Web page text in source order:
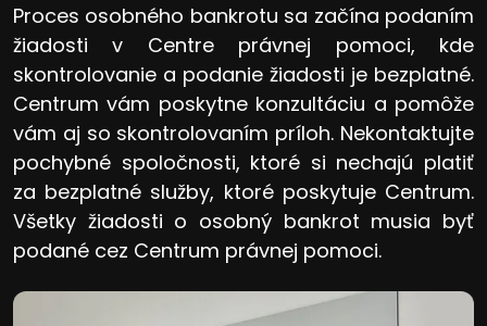
Proces osobného bankrotu sa začína podaním
žiadosti v Centre právnej pomoci, kde
skontrolovanie a podanie žiadosti je bezplatné.
Centrum vám poskytne konzultáciu a pomôže
vám aj so skontrolovaním príloh. Nekontaktujte
pochybné spoločnosti, ktoré si nechajú platiť
za bezplatné služby, ktoré poskytuje Centrum.
Všetky žiadosti o osobný bankrot musia byť
podané cez Centrum právnej pomoci.